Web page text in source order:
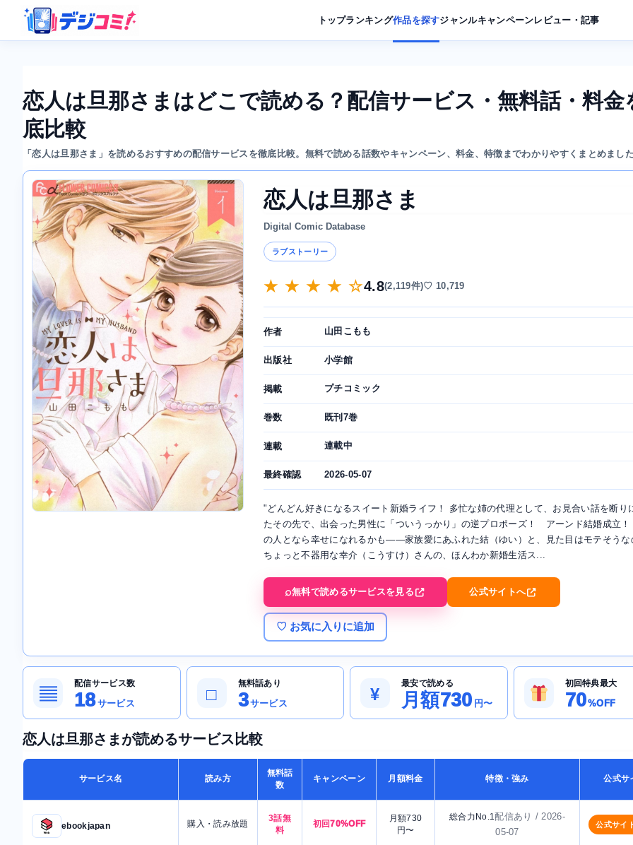
トップランキング作品を探すジャンルキャンペーンレビュー・記事
恋人は旦那さまはどこで読める？配信サービス・無料話・料金
底比較
「恋人は旦那さま」を読めるおすすめの配信サービスを徹底比較。無料で読める話数やキャンペーン、料金、特徴までわかりやすくまとめまし
恋人は旦那さま
Digital Comic Database
ラブストーリー
★ ★ ★ ★ ☆4.8(2,119件)♡ 10,719
作者 山田こもも
出版社 小学館
掲載 プチコミック
巻数 既刊7巻
連載 連載中
最終確認 2026-05-07
"どんどん好きになるスイート新婚ライフ！ 多忙な姉の代理として、お見合い話を断り
たその先で、出会った男性に「ついうっかり」の逆プロポーズ！ アーンド結婚成立！
の人となら幸せになれるかも――家族愛にあふれた結（ゆい）と、見た目はモテそうな
ちょっと不器用な幸介（こうすけ）さんの、ほんわか新婚生活ス...
無料で読めるサービスを見る 公式サイトへ
♡ お気に入りに追加
▤
配信サービス数
18サービス □
無料話あり
3サービス ¥
最安で読める
月額730 円〜
初回特典最大
70%OFF
恋人は旦那さまが読めるサービス比較
サービス名 読み方
無料話
数
キャンペーン 月額料金 特徴・強み 公式サ
ebookjapan 購入・読み放題
3話無
料
初回70%OFF
月額730
円〜
総合力No.1配信あり / 2026-
05-07
公式サイ